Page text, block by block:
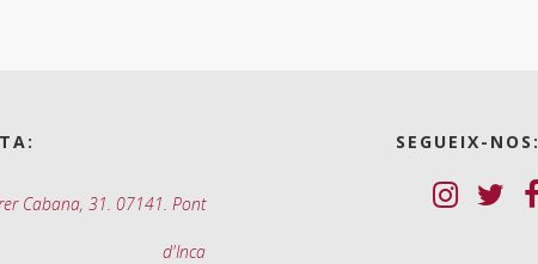
Cabana, 31. 07141. Pont
d'Inca
SEGUEIX-NOS: